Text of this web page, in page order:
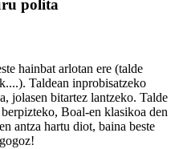
polita
hainbat arlotan ere (talde
Taldean inprobisatzeko
jolasen bitartez lantzeko. Talde
Boal-en klasikoa den
antza hartu diot, baina beste